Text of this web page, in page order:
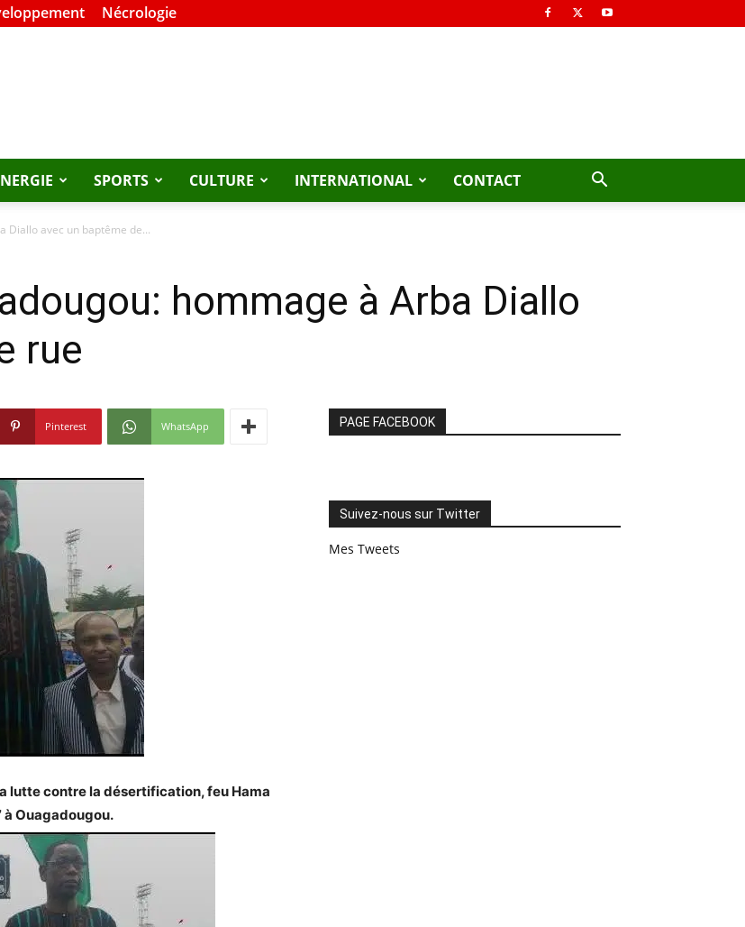
Nécrologie
SPORTS CULTURE INTERNATIONAL CONTACT
Diallo avec un baptême de...
hommage à Arba Diallo
rue
Pinterest WhatsApp
lutte contre la désertification, feu Hama
à Ouagadougou.
PAGE FACEBOOK
Suivez-nous sur Twitter
Mes Tweets